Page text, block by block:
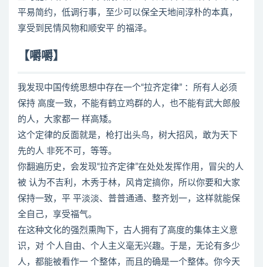
平易简约，低调行事，至少可以保全天地间淳朴的本真，
享受到民情风物和顺安平 的福泽。
【嚼嚼】
我发现中国传统思想中存在一个“拉齐定律” ：所有人必须
保持 高度一致，不能有鹤立鸡群的人，也不能有武大郎般
的人，大家都一 样高矮。
这个定律的反面就是，枪打出头鸟，树大招风，敢为天下
先的人 非死不可，等等。
你翻遍历史，会发现“拉齐定律”在处处发挥作用，冒尖的人
被 认为不吉利，木秀于林，风肯定搞你，所以你要和大家
保持一致，平 平淡淡、普普通通、整齐划一，这样就能保
全自己，享受福气。
在这种文化的强烈熏陶下，古人拥有了高度的集体主义意
识，对 个人自由、个人主义毫无兴趣。于是，无论有多少
人，都能被看作一 个整体，而且的确是一个整体。你今天